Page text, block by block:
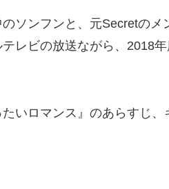
ソンフンと、元Secretの
レビの放送ながら、2018
いロマンス』のあらすじ